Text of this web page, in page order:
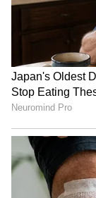
4
3-ಪಿನ್
3-ಪಿನ್
ಪ್ಲಗ್‌ನಲ್ಲಿ